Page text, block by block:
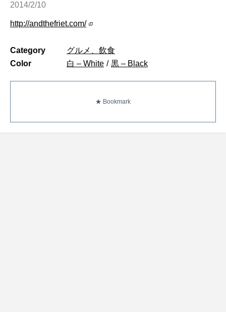
2014/2/10
http://andthefriet.com/
Category
グルメ、飲食
Color
白 – White / 黒 – Black
★ Bookmark